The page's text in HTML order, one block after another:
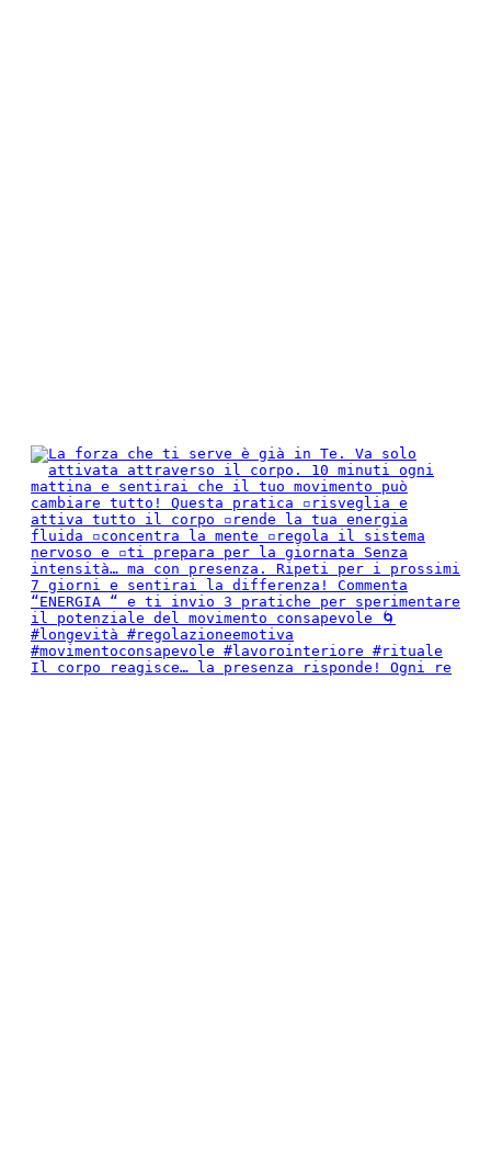
Il corpo reagisce… la presenza risponde! Ogni re